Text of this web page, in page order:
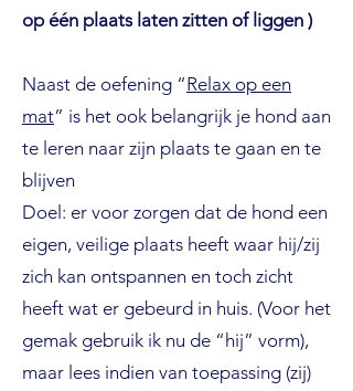
op één plaats laten zitten of liggen )
Naast de oefening “Relax op een
mat” is het ook belangrijk je hond aan
te leren naar zijn plaats te gaan en te
blijven
Doel: er voor zorgen dat de hond een
eigen, veilige plaats heeft waar hij/zij
zich kan ontspannen en toch zicht
heeft wat er gebeurd in huis. (Voor het
gemak gebruik ik nu de “hij” vorm),
maar lees indien van toepassing (zij)